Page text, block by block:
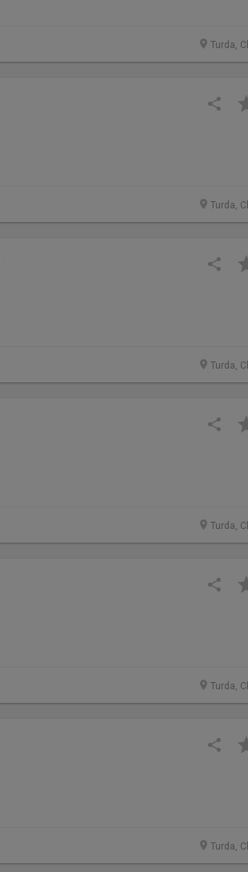
Turda,
Turda,
Turda,
Turda,
Turda,
Turda,